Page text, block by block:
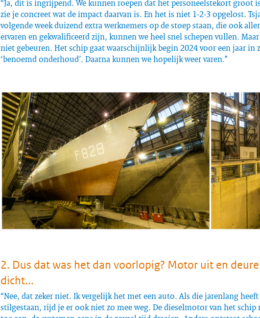
“Ja, dit is ingrijpend. We kunnen roepen dat het personeelstekort groot
zie je concreet wat de impact daarvan is. En het is niet 1-2-3 opgelost.
volgende week duizend extra werknemers op de stoep staan, die ook
ervaren en gekwalificeerd zijn, kunnen we heel snel schepen vullen.
niet gebeuren. Het schip gaat waarschijnlijk begin 2024 voor een jaar in
‘benoemd onderhoud’. Daarna kunnen we hopelijk weer varen.”
2. Dus dat was het dan voorlopig? Motor uit en
dicht...
“Nee, dat zeker niet. Ik vergelijk het met een auto. Als die jarenlang heeft
stilgestaan, rijd je er ook niet zo mee weg. De dieselmotor van het schip